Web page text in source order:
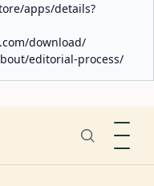
apps/details?
download/
editorial-process/